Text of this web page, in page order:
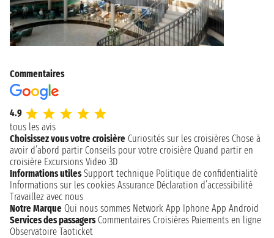
Commentaires
4.9
tous les avis
Choisissez vous votre croisière Curiosités sur les croisières Chose à
avoir d’abord partir Conseils pour votre croisière Quand partir en
croisière Excursions Video 3D
Informations utiles Support technique Politique de confidentialité
Informations sur les cookies Assurance Déclaration d’accessibilité
Travaillez avec nous
Notre Marque Qui nous sommes Network App Iphone App Android
Services des passagers Commentaires Croisières Paiements en ligne
Observatoire Taoticket